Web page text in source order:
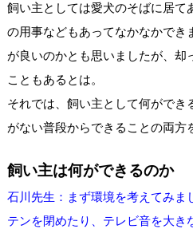
飼い主としては愛犬のそばに居て
の用事などもあってなかなかでき
が良いのかとも思いましたが、却
こともあるとは。
それでは、飼い主として何ができ
がない普段からできることの両方
飼い主は何ができるのか
石川先生：まず環境を考えてみま
テンを閉めたり、テレビ音を大き